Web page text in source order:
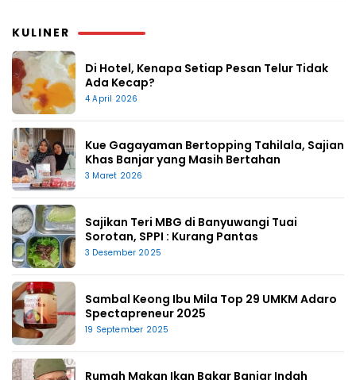
KULINER
Di Hotel, Kenapa Setiap Pesan Telur Tidak
Ada Kecap?
4 April 2026
Kue Gagayaman Bertopping Tahilala, Sajian
Khas Banjar yang Masih Bertahan
3 Maret 2026
Sajikan Teri MBG di Banyuwangi Tuai
Sorotan, SPPI : Kurang Pantas
3 Desember 2025
Sambal Keong Ibu Mila Top 29 UMKM Adaro
Spectapreneur 2025
19 September 2025
Rumah Makan Ikan Bakar Banjar Indah